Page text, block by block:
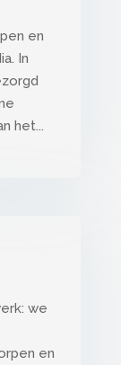
en
In
het...
we
en